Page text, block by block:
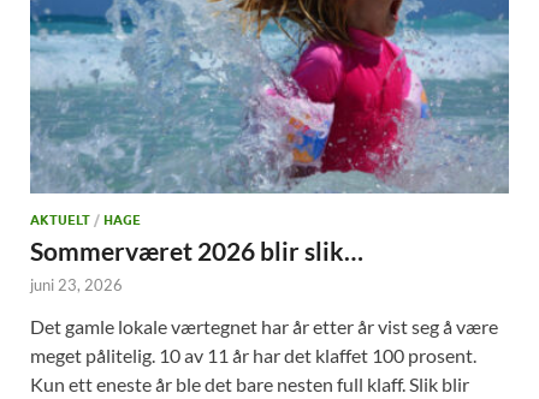
AKTUELT / HAGE
Sommerværet 2026 blir slik…
juni 23, 2026
Det gamle lokale værtegnet har år etter år vist seg å være
meget pålitelig. 10 av 11 år har det klaffet 100 prosent.
Kun ett eneste år ble det bare nesten full klaff. Slik blir